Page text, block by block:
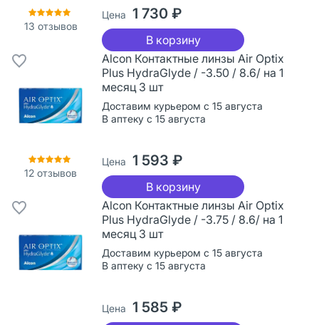
13 отзывов
Цена 1 730 ₽
В корзину
12 отзывов
Alcon Контактные линзы Air Optix
Plus HydraGlyde / -3.50 / 8.6/ на 1
месяц 3 шт
Доставим курьером с 15 августа
В аптеку с 15 августа
Цена 1 593 ₽
В корзину
Alcon Контактные линзы Air Optix
Plus HydraGlyde / -3.75 / 8.6/ на 1
месяц 3 шт
Доставим курьером с 15 августа
В аптеку с 15 августа
Цена 1 585 ₽